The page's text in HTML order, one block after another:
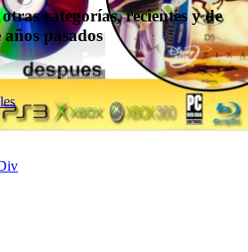
categorías, recientes y de
pasados